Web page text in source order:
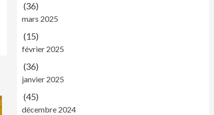
(36)
mars 2025
(15)
février 2025
(36)
janvier 2025
(45)
décembre 2024